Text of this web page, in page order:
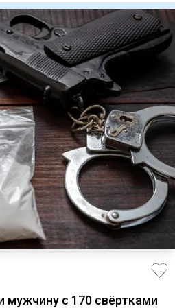
с 170 свёртками